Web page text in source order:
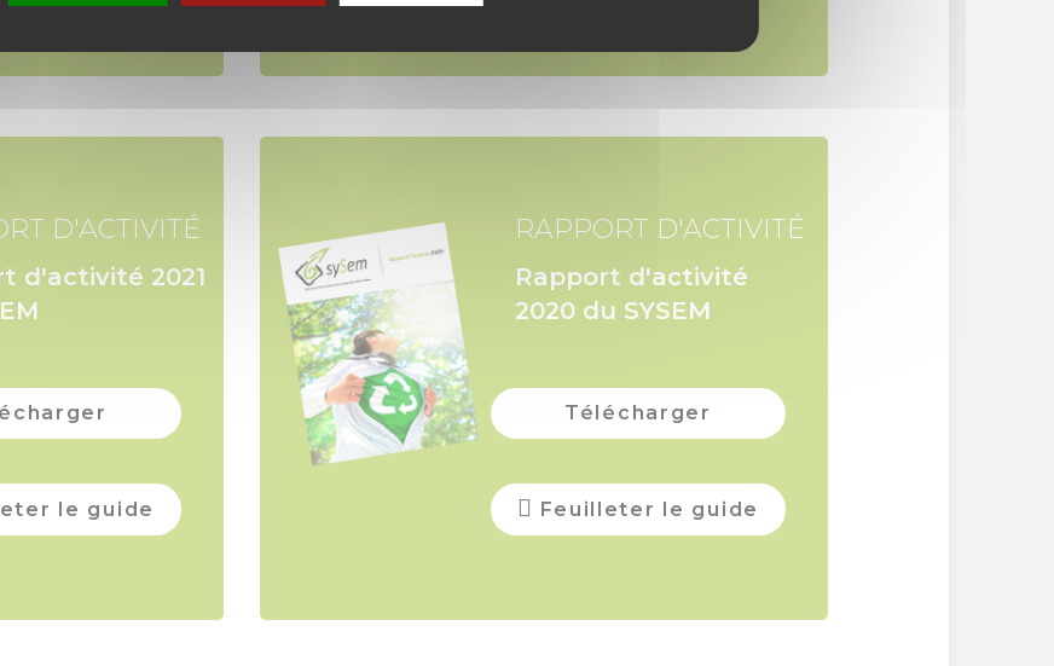
D'ACTIVITÉ
d'activité 2021
le guide
RAPPORT D'ACTIVITÉ
Rapport d'activité
2020 du SYSEM
Feuilleter le guide
Télécharger